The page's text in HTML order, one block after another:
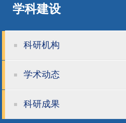
学科建设
科研机构
学术动态
科研成果